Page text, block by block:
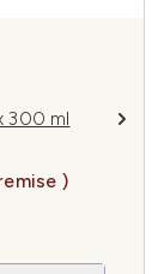
300 ml
)